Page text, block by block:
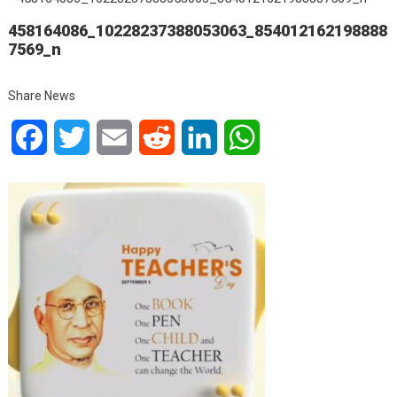
458164086_10228237388053063_854012162198888
7569_n
Share News
FacebookTwitter Email Reddit LinkedIn